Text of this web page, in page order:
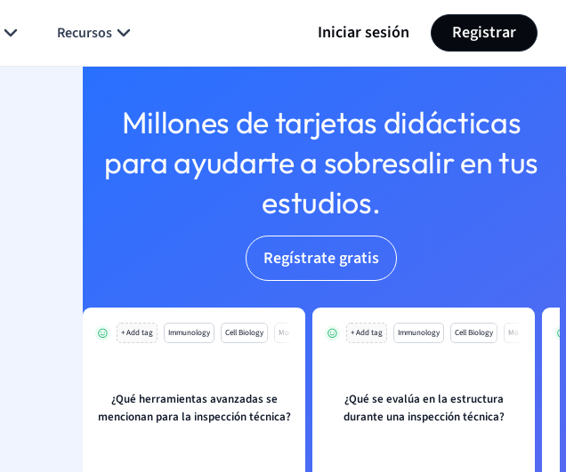
Recursos Iniciar sesión Registrar
Millones de tarjetas didácticas
para ayudarte a sobresalir en tus
estudios.
Regístrate gratis
+ Add tag Immunology Cell Biology Mo
¿Qué herramientas avanzadas se
mencionan para la inspección técnica?
+ Add tag Immunology Cell Biology Mo
¿Qué se evalúa en la estructura
durante una inspección técnica?